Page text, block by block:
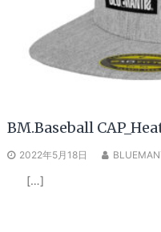
BM.Baseball
2022年5月18日
[…]